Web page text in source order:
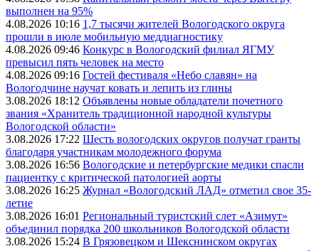
выполнен на 95%
4.08.2026 10:16 1,7 тысячи жителей Вологодского округа
прошли в июле мобильную меддиагностику
4.08.2026 09:46 Конкурс в Вологодский филиал ЯГМУ
превысил пять человек на место
4.08.2026 09:16 Гостей фестиваля «Небо славян» на
Вологодчине научат ковать и лепить из глины
3.08.2026 18:12 Объявлены новые обладатели почетного
звания «Хранитель традиционной народной культуры
Вологодской области»
3.08.2026 17:22 Шесть вологодских округов получат гранты
благодаря участникам молодежного форума
3.08.2026 16:56 Вологодские и петербургские медики спасли
пациентку с критической патологией аорты
3.08.2026 16:25 Журнал «Вологодский ЛАД» отметил свое 35-
летие
3.08.2026 16:01 Региональный туристский слет «Азимут»
объединил порядка 200 школьников Вологодской области
3.08.2026 15:24 В Грязовецком и Шекснинском округах